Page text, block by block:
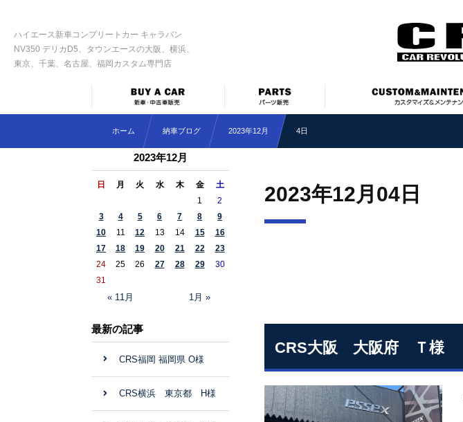
ハイエース新車コンプリートカー キャラバン
NV350 デリカD5、タウンエースの大阪、横浜、
東京、千葉、名古屋、福岡カスタム専門店
ホーム 納車ブログ 2023年12月 4日
2023年12月04日
CRS大阪 大阪府 Ｔ様
2023年12月
日 月 火 水 木 金 土
« 11月 1月 »
1
2
3
4 5 6 7 8
9
10
11 12 13 14 15
16
17
18 19 20 21 22
23
24
25 26 27 28 29
30
31
最新の記事
CRS福岡 福岡県 O様
CRS横浜 東京都 H様